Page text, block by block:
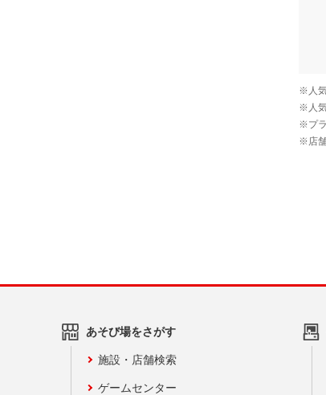
あそび場をさがす
施設・店舗検索
ゲームセンター